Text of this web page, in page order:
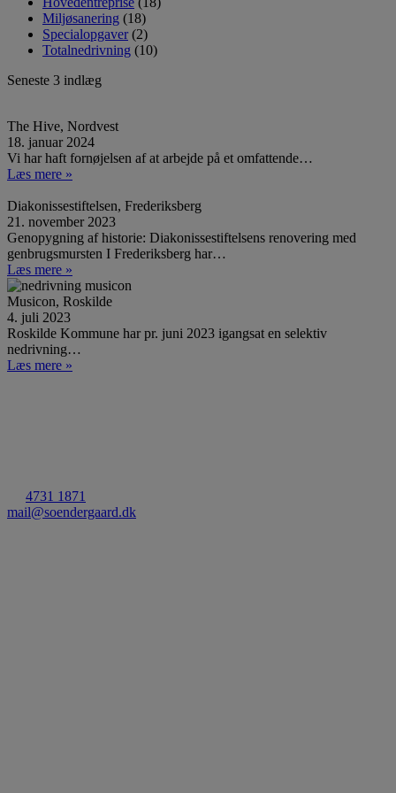
Miljøsanering (18)
Specialopgaver (2)
Totalnedrivning (10)
Seneste 3 indlæg
The Hive, Nordvest
18. januar 2024
Vi har haft fornøjelsen af at arbejde på et omfattende…
Læs mere »
Diakonissestiftelsen, Frederiksberg
21. november 2023
Genopygning af historie: Diakonissestiftelsens renovering med
genbrugsmursten I Frederiksberg har…
Læs mere »
Musicon, Roskilde
4. juli 2023
Roskilde Kommune har pr. juni 2023 igangsat en selektiv
nedrivning…
Læs mere »
4731 1871
mail@soendergaard.dk